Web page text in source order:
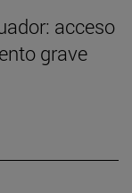
acceso
grave